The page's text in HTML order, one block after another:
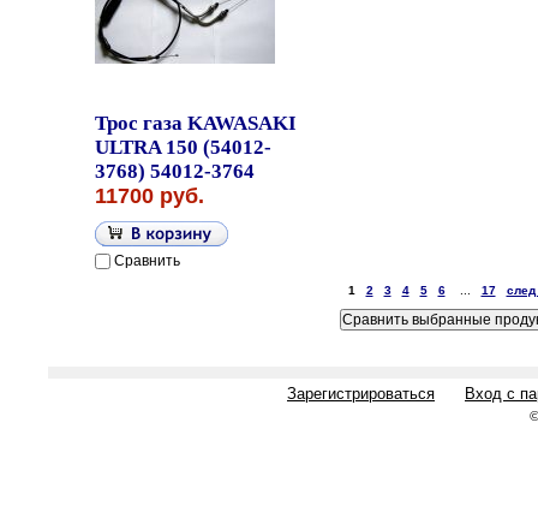
Трос газа KAWASAKI
ULTRA 150 (54012-
3768) 54012-3764
11700 руб.
Сравнить
1 2 3 4 5 6... 17 след
Зарегистрироваться Вход с